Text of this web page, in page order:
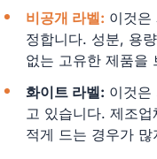
비공개 라벨: 이것은
정합니다. 성분, 용
없는 고유한 제품을
화이트 라벨: 이것은
고 있습니다. 제조
적게 드는 경우가